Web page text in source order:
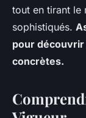
tout en tirant le
sophistiqués.
pour
concrètes.